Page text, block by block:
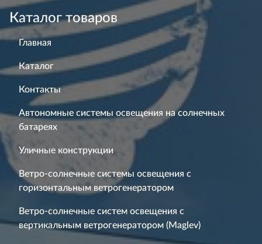
Каталог товаров
Главная
Каталог
Контакты
Автономные системы освещения на солнечных
батареях
Уличные конструкции
Ветро-солнечные системы освещения с
горизонтальным ветрогенератором
Ветро-солнечные систем освещения с
вертикальным ветрогенератором (Maglev)